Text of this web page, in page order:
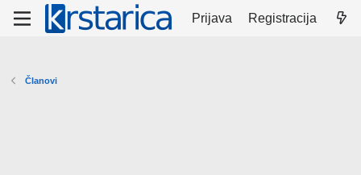
Prijava Registracija
Članovi